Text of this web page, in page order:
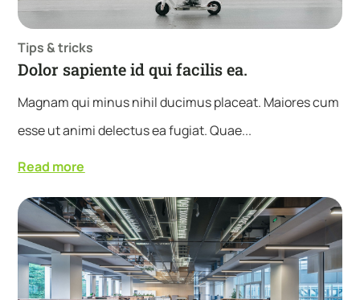
Tips & tricks
Dolor sapiente id qui facilis ea.
Magnam qui minus nihil ducimus placeat. Maiores cum
esse ut animi delectus ea fugiat. Quae...
Read more